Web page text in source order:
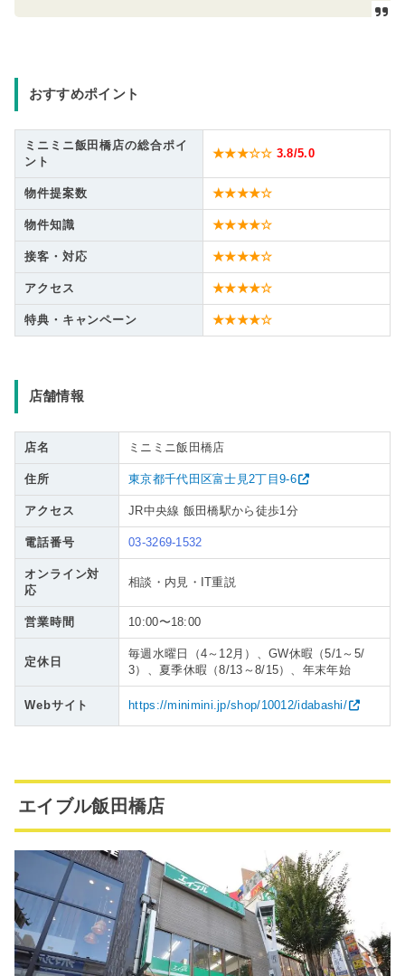
おすすめポイント
ミニミニ飯田橋店の総合ポイ
ント
★★★☆☆ 3.8/5.0
物件提案数 ★★★★☆
物件知識 ★★★★☆
接客・対応 ★★★★☆
アクセス ★★★★☆
特典・キャンペーン ★★★★☆
店舗情報
店名 ミニミニ飯田橋店
住所 東京都千代田区富士見2丁目9-6
アクセス JR中央線 飯田橋駅から徒歩1分
電話番号 03-3269-1532
オンライン対
応
相談・内見・IT重説
営業時間 10:00〜18:00
定休日
毎週水曜日（4～12月）、GW休暇（5/1～5/
3）、夏季休暇（8/13～8/15）、年末年始
Webサイト https://minimini.jp/shop/10012/idabashi/
エイブル飯田橋店